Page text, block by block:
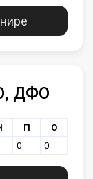
ДФО
П
О
0 0